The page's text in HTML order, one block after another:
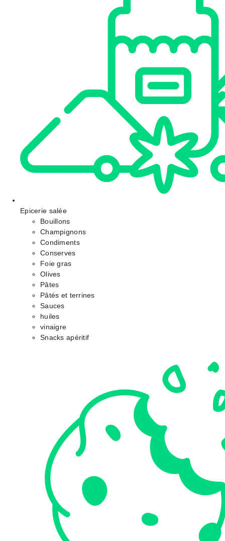
Epicerie salée
Bouillons
Champignons
Condiments
Conserves
Foie gras
Olives
Pâtes
Pâtés et terrines
Sauces
huiles
vinaigre
Snacks apéritif